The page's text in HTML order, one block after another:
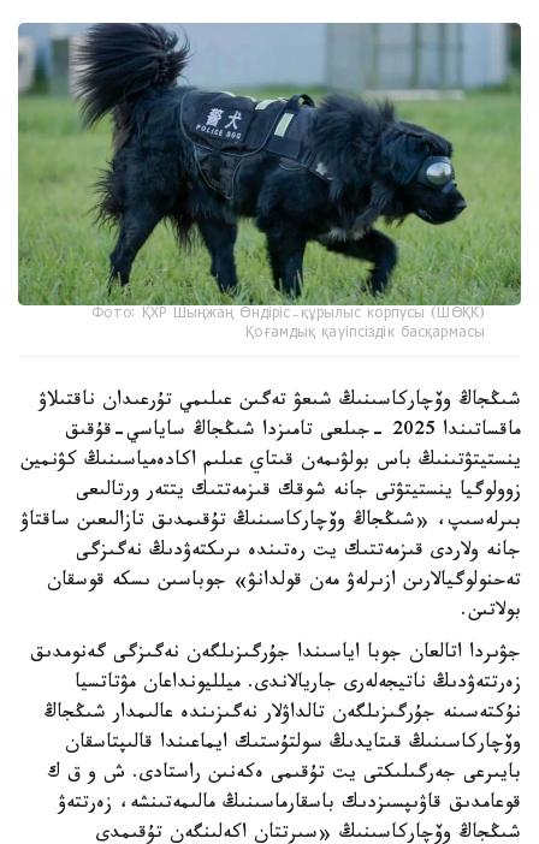
Фото: ҚХР Шыңжаң Өндіріс-құрылыс корпусы (ШӨҚК)
Қоғамдық қауіпсіздік басқармасы
شىڭجاڭ وۆچاركاسىنىڭ شىعۋ تەگىن عىلىمي تۇرعىدان ناقتىلاۋ
ماقساتىندا 2025 -جىلعى تامىزدا شىڭجاڭ ساياسي-قۇقىق
ينستيتۋتىنىڭ باس بولۋىمەن قىتاي عىلىم اكادەمياسىنىڭ كۋنمين
زوولوگيا ينستيتۋتى جانە شوقك قىزمەتتىك يتتەر ورتالىعى
بىرلەسىپ، «شىڭجاڭ وۆچاركاسىنىڭ تۇقىمدىق تازالىعىن ساقتاۋ
جانە ولاردى قىزمەتتىك يت رەتىندە ىرىكتەۋدىڭ نەگىزگى
تەحنولوگيالارىن ازىرلەۋ مەن قولدانۋ» جوباسىن ىسكە قوسقان
بولاتىن.
جۋىردا اتالعان جوبا اياسىندا جۇرگىزىلگەن نەگىزگى گەنومدىق
زەرتتەۋدىڭ ناتيجەلەرى جاريالاندى. ميلليونداعان مۋتاتسيا
نۇكتەسىنە جۇرگىزىلگەن تالداۋلار نەگىزىندە عالىمدار شىڭجاڭ
وۆچاركاسىنىڭ قىتايدىڭ سولتۇستىك ايماعىندا قالىپتاسقان
بايىرعى جەرگىلىكتى يت تۇقىمى ەكەنىن راستادى. ش و ق ك
قوعامدىق قاۋىپسىزدىك باسقارماسىنىڭ مالىمەتىنشە، زەرتتەۋ
شىڭجاڭ وۆچاركاسىنىڭ «سىرتتان اكەلىنگەن تۇقىمدى